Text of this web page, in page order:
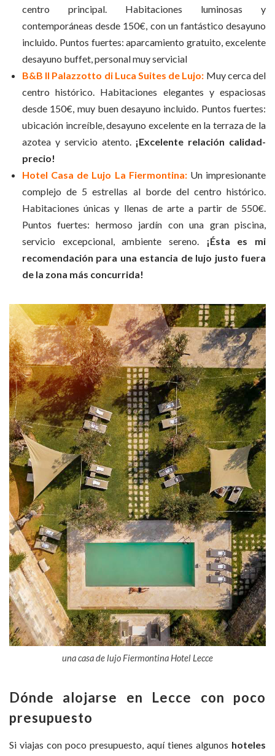
centro principal. Habitaciones luminosas y
contemporáneas desde 150€, con un fantástico desayuno
incluido. Puntos fuertes: aparcamiento gratuito, excelente
desayuno buffet, personal muy servicial
B&B Il Palazzotto di Luca Suites de Lujo: Muy cerca del
centro histórico. Habitaciones elegantes y espaciosas
desde 150€, muy buen desayuno incluido. Puntos fuertes:
ubicación increíble, desayuno excelente en la terraza de la
azotea y servicio atento. ¡Excelente relación calidad-
precio!
Hotel Casa de Lujo La Fiermontina:Un impresionante
complejo de 5 estrellas al borde del centro histórico.
Habitaciones únicas y llenas de arte a partir de 550€.
Puntos fuertes: hermoso jardín con una gran piscina,
servicio excepcional, ambiente sereno. ¡Ésta es mi
recomendación para una estancia de lujo justo fuera
de la zona más concurrida!
una casa de lujo Fiermontina Hotel Lecce
Dónde alojarse en Lecce con poco
presupuesto
Si viajas con poco presupuesto, aquí tienes algunos hoteles